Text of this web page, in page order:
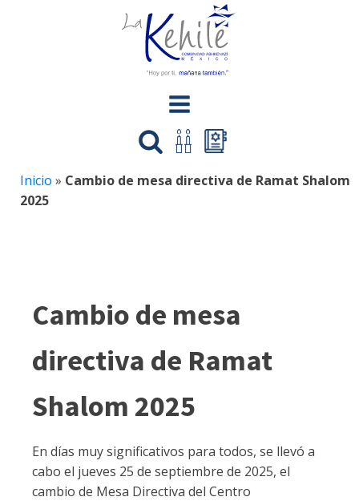
Inicio » Cambio de mesa directiva de Ramat Shalom
2025
Cambio de mesa
directiva de Ramat
Shalom 2025
En días muy significativos para todos, se llevó a
cabo el jueves 25 de septiembre de 2025, el
cambio de Mesa Directiva del Centro